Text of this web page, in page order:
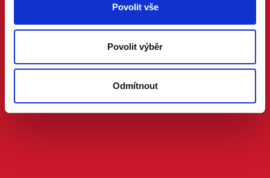
Povolit vše
Povolit výběr
Odmítnout